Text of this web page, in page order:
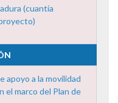
(cuantía
apoyo a la movilidad
el marco del Plan de